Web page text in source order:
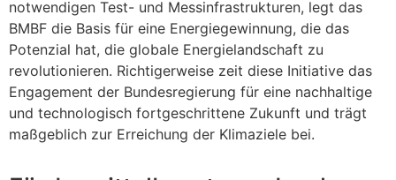
notwendigen Test- und Messinfrastrukturen, legt das
BMBF die Basis für eine Energiegewinnung, die das
Potenzial hat, die globale Energielandschaft zu
revolutionieren. Richtigerweise zeit diese Initiative das
Engagement der Bundesregierung für eine nachhaltige
und technologisch fortgeschrittene Zukunft und trägt
maßgeblich zur Erreichung der Klimaziele bei.